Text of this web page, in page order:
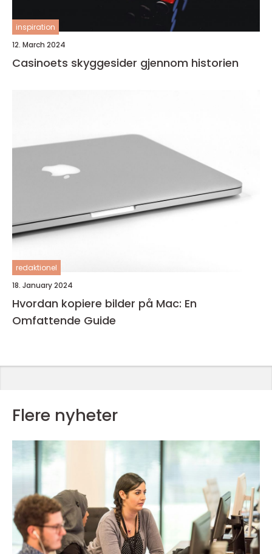
inspiration
12. March 2024
Casinoets skyggesider gjennom historien
redaktionel
18. January 2024
Hvordan kopiere bilder på Mac: En
Omfattende Guide
Flere nyheter